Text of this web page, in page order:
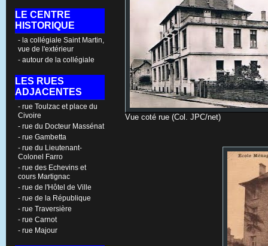
LE CENTRE
HISTORIQUE
- la collégiale Saint Martin,
vue de l'extérieur
- autour de la collégiale
LES RUES
ADJACENTES
- rue Toulzac et place du
Civoire
- rue du Docteur Massénat
- rue Gambetta
- rue du Lieutenant-
Colonel Farro
- rue des Echevins et
cours Martignac
- rue de l'Hôtel de Ville
- rue de la République
- rue Traversière
- rue Carnot
- rue Majour
Vue coté rue (Col. JPC/net)